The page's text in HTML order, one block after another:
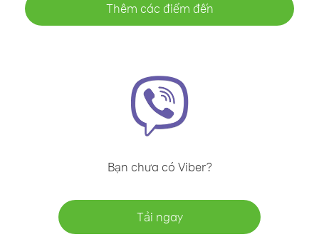
Thêm các điểm đến
Bạn chưa có Viber?
Tải ngay